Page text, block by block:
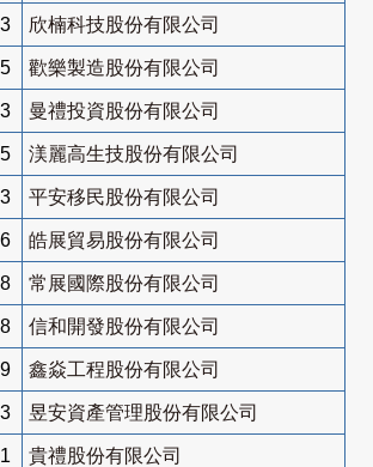
欣楠科技股份有限公司
歡樂製造股份有限公司
曼禮投資股份有限公司
渼麗高生技股份有限公司
平安移民股份有限公司
皓展貿易股份有限公司
常展國際股份有限公司
信和開發股份有限公司
鑫焱工程股份有限公司
昱安資產管理股份有限公司
貴禮股份有限公司